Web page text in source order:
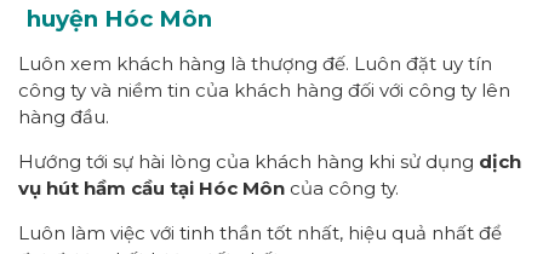
huyện Hóc Môn
Luôn xem khách hàng là thượng đế. Luôn đặt uy tín
công ty và niềm tin của khách hàng đối với công ty lên
hàng đầu.
Hướng tới sự hài lòng của khách hàng khi sử dụng dịch
vụ hút hầm cầu tại Hóc Môn của công ty.
Luôn làm việc với tinh thần tốt nhất, hiệu quả nhất để